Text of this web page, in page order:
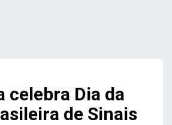
celebra Dia da
de Sinais